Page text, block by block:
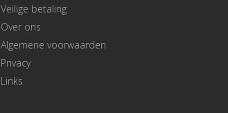
Veilige betaling
Over ons
Algemene voorwaarden
Privacy
Links